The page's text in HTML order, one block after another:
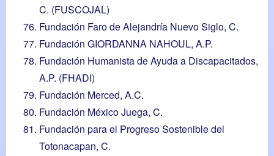
C. (FUSCOJAL)
Fundación Faro de Alejandría Nuevo Siglo, C.
Fundación GIORDANNA NAHOUL, A.P.
Fundación Humanista de Ayuda a Discapacitados,
A.P. (FHADI)
Fundación Merced, A.C.
Fundación México Juega, C.
Fundación para el Progreso Sostenible del
Totonacapan, C.